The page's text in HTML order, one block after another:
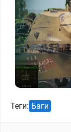
Теги: Баги